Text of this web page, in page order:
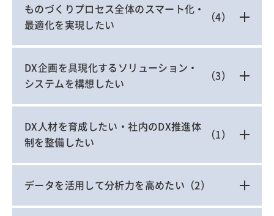
ものづくりプロセス全体のスマート化・
最適化を実現したい
（4）
DX企画を具現化するソリューション・
システムを構想したい
（3）
DX人材を育成したい・社内のDX推進体
制を整備したい
（1）
データを活用して分析力を高めたい （2）